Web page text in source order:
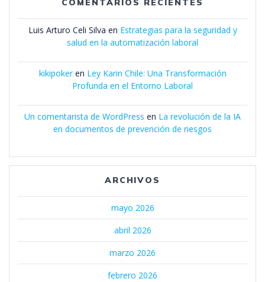
Luis Arturo Celi Silva en Estrategias para la seguridad y
salud en la automatización laboral
kikipokeren Ley Karin Chile: Una Transformación
Profunda en el Entorno Laboral
Un comentarista de WordPress en La revolución de la IA
en documentos de prevención de riesgos
ARCHIVOS
mayo 2026
abril 2026
marzo 2026
febrero 2026